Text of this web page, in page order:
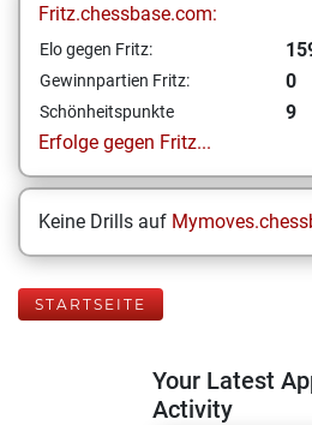
Fritz.chessbase.com:
Elo gegen Fritz:
Gewinnpartien Fritz: 0
Schönheitspunkte
9
Erfolge gegen Fritz...
Keine Drills auf
STARTSEITE
Your Latest
Activity